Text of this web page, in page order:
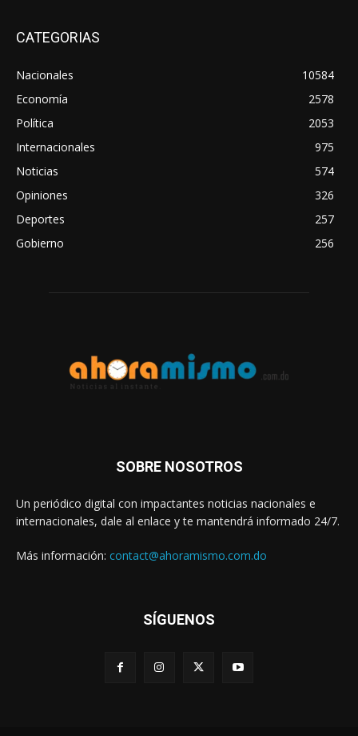
CATEGORIAS
Nacionales
10584
Economía
2578
Política
2053
Internacionales
975
Noticias
574
Opiniones
326
Deportes
257
Gobierno
256
SOBRE NOSOTROS
Un periódico digital con impactantes noticias nacionales e
internacionales, dale al enlace y te mantendrá informado 24/7.
Más información: contact@ahoramismo.com.do
SÍGUENOS